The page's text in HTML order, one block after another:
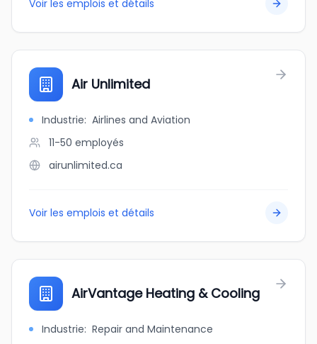
Voir les emplois et détails
Air Unlimited
Industrie: Airlines and Aviation
11-50 employés
airunlimited.ca
Voir les emplois et détails
AirVantage Heating & Cooling
Industrie: Repair and Maintenance